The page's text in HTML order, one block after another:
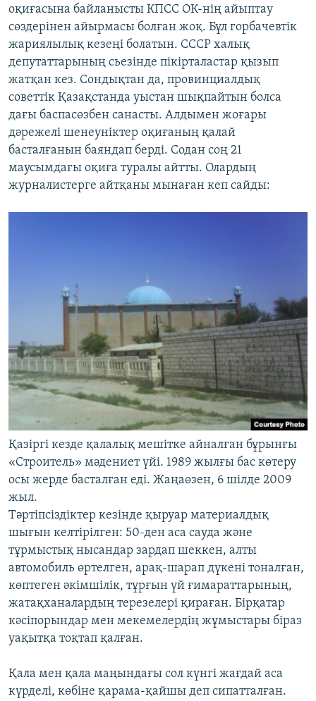
оқиғасына байланысты КПСС ОК-нің айыптау
сөздерінен айырмасы болған жоқ. Бұл горбачевтік
жариялылық кезеңі болатын. СССР халық
депутаттарының сьезінде пікірталастар қызып
жатқан кез. Сондықтан да, провинциалдық
советтік Қазақстанда уыстан шықпайтын болса
дағы баспасөзбен санасты. Алдымен жоғары
дәрежелі шенеуніктер оқиғаның қалай
басталғанын баяндап берді. Содан соң 21
маусымдағы оқиға туралы айтты. Олардың
журналистерге айтқаны мынаған кеп сайды:
Қазіргі кезде қалалық мешітке айналған бұрынғы
«Строитель» мәдениет үйі. 1989 жылғы бас көтеру
осы жерде басталған еді. Жаңаөзен, 6 шілде 2009
жыл.
Тәртіпсіздіктер кезінде қыруар материалдық
шығын келтірілген: 50-ден аса сауда және
тұрмыстық нысандар зардап шеккен, алты
автомобиль өртелген, арақ-шарап дүкені тоналған,
көптеген әкімшілік, тұрғын үй ғимараттарының,
жатақханалардың терезелері қираған. Бірқатар
кәсіпорындар мен мекемелердің жұмыстары біраз
уақытқа тоқтап қалған.
Қала мен қала маңындағы сол күнгі жағдай аса
күрделі, көбіне қарама-қайшы деп сипатталған.